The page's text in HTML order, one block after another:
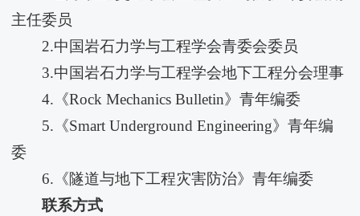
主任委员
2.中国岩石力学与工程学会青委会委员
3.中国岩石力学与工程学会地下工程分会理事
4.《Rock Mechanics Bulletin》青年编委
5.《Smart Underground Engineering》青年编
委
6.《隧道与地下工程灾害防治》青年编委
联系方式